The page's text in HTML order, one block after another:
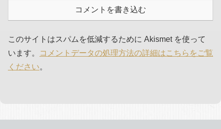
コメントを書き込む
このサイトはスパムを低減するために Akismet を使って
います。
コメントデータの処理方法の詳細はこちらをご覧
ください。